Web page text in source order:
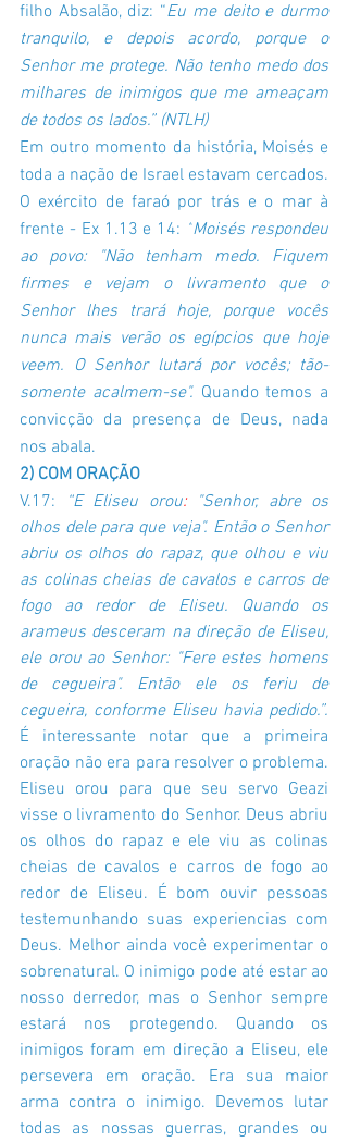
filho Absalão, diz: “Eu me deito e durmo
tranquilo, e depois acordo, porque o
Senhor me protege. Não tenho medo dos
milhares de inimigos que me ameaçam
de todos os lados.” (NTLH)
Em outro momento da história, Moisés e
toda a nação de Israel estavam cercados.
O exército de faraó por trás e o mar à
frente - Ex 1.13 e 14: “Moisés respondeu
ao povo: "Não tenham medo. Fiquem
firmes e vejam o livramento que o
Senhor lhes trará hoje, porque vocês
nunca mais verão os egípcios que hoje
veem. O Senhor lutará por vocês; tão-
somente acalmem-se". Quando temos a
convicção da presença de Deus, nada
nos abala.
2) COM ORAÇÃO
V.17: “E Eliseu orou: "Senhor, abre os
olhos dele para que veja". Então o Senhor
abriu os olhos do rapaz, que olhou e viu
as colinas cheias de cavalos e carros de
fogo ao redor de Eliseu. Quando os
arameus desceram na direção de Eliseu,
ele orou ao Senhor: "Fere estes homens
de cegueira". Então ele os feriu de
É interessante notar que a primeira
oração não era para resolver o problema.
Eliseu orou para que seu servo Geazi
visse o livramento do Senhor. Deus abriu
os olhos do rapaz e ele viu as colinas
cheias de cavalos e carros de fogo ao
redor de Eliseu. É bom ouvir pessoas
testemunhando suas experiencias com
Deus. Melhor ainda você experimentar o
sobrenatural. O inimigo pode até estar ao
nosso derredor, mas o Senhor sempre
estará nos protegendo. Quando os
inimigos foram em direção a Eliseu, ele
persevera em oração. Era sua maior
arma contra o inimigo. Devemos lutar
todas as nossas guerras, grandes ou